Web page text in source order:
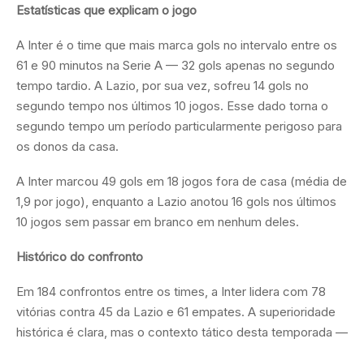
Estatísticas que explicam o jogo
A Inter é o time que mais marca gols no intervalo entre os
61 e 90 minutos na Serie A — 32 gols apenas no segundo
tempo tardio. A Lazio, por sua vez, sofreu 14 gols no
segundo tempo nos últimos 10 jogos. Esse dado torna o
segundo tempo um período particularmente perigoso para
os donos da casa.
A Inter marcou 49 gols em 18 jogos fora de casa (média de
1,9 por jogo), enquanto a Lazio anotou 16 gols nos últimos
10 jogos sem passar em branco em nenhum deles.
Histórico do confronto
Em 184 confrontos entre os times, a Inter lidera com 78
vitórias contra 45 da Lazio e 61 empates. A superioridade
histórica é clara, mas o contexto tático desta temporada —